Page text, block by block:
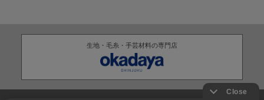
生地・毛糸・手芸材料の専門店